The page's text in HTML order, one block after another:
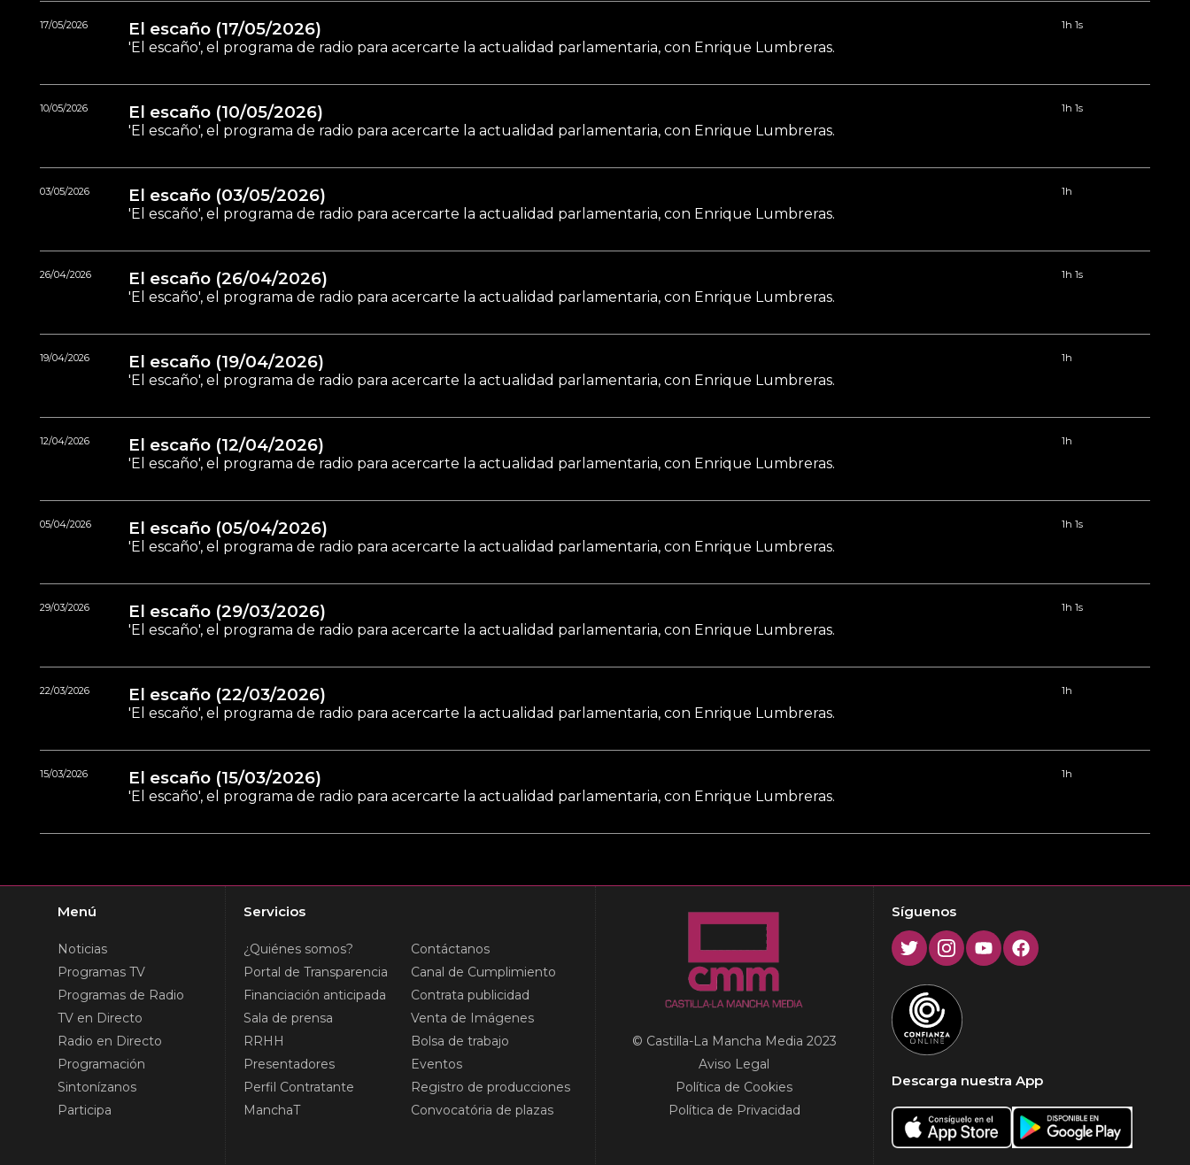
17/05/2026 El escaño (17/05/2026)
'El escaño', el programa de radio para acercarte la actualidad parlamentaria, con Enrique Lumbreras.
1h 1s
10/05/2026 El escaño (10/05/2026)
'El escaño', el programa de radio para acercarte la actualidad parlamentaria, con Enrique Lumbreras.
1h 1s
03/05/2026 El escaño (03/05/2026)
'El escaño', el programa de radio para acercarte la actualidad parlamentaria, con Enrique Lumbreras.
1h
26/04/2026 El escaño (26/04/2026)
'El escaño', el programa de radio para acercarte la actualidad parlamentaria, con Enrique Lumbreras.
1h 1s
19/04/2026 El escaño (19/04/2026)
'El escaño', el programa de radio para acercarte la actualidad parlamentaria, con Enrique Lumbreras.
1h
12/04/2026 El escaño (12/04/2026)
'El escaño', el programa de radio para acercarte la actualidad parlamentaria, con Enrique Lumbreras.
1h
05/04/2026 El escaño (05/04/2026)
'El escaño', el programa de radio para acercarte la actualidad parlamentaria, con Enrique Lumbreras.
1h 1s
29/03/2026 El escaño (29/03/2026)
'El escaño', el programa de radio para acercarte la actualidad parlamentaria, con Enrique Lumbreras.
1h 1s
22/03/2026 El escaño (22/03/2026)
'El escaño', el programa de radio para acercarte la actualidad parlamentaria, con Enrique Lumbreras.
1h
15/03/2026 El escaño (15/03/2026)
'El escaño', el programa de radio para acercarte la actualidad parlamentaria, con Enrique Lumbreras.
1h
Menú
Noticias
Programas TV
Programas de Radio
TV en Directo
Radio en Directo
Programación
Sintonízanos
Participa
Servicios
¿Quiénes somos?
Portal de Transparencia
Financiación anticipada
Sala de prensa
RRHH
Presentadores
Perfil Contratante
ManchaT
Contáctanos
Canal de Cumplimiento
Contrata publicidad
Venta de Imágenes
Bolsa de trabajo
Eventos
Registro de producciones
Convocatória de plazas
© Castilla-La Mancha Media 2023
Aviso Legal
Política de Cookies
Política de Privacidad
Síguenos
TwitterInstagram
YoutubeFacebook
Descarga nuestra App